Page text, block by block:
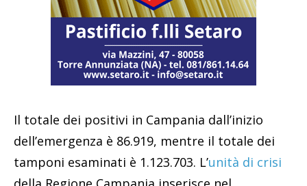
Il totale dei positivi in Campania dall’inizio
dell’emergenza è 86.919, mentre il totale dei
tamponi esaminati è 1.123.703. L’unità di crisi